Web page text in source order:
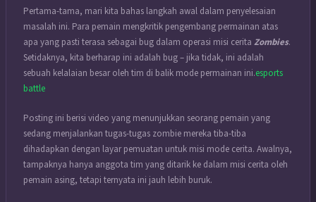
Pertama-tama, mari kita bahas langkah awal dalam penyelesaian
masalah ini. Para pemain mengkritik pengembang permainan atas
apa yang pasti terasa sebagai bug dalam operasi misi cerita Zombies.
Setidaknya, kita berharap ini adalah bug – jika tidak, ini adalah
sebuah kelalaian besar oleh tim di balik mode permainan ini.esports
battle
Posting ini berisi video yang menunjukkan seorang pemain yang
sedang menjalankan tugas-tugas zombie mereka tiba-tiba
dihadapkan dengan layar pemuatan untuk misi mode cerita. Awalnya,
tampaknya hanya anggota tim yang ditarik ke dalam misi cerita oleh
pemain asing, tetapi ternyata ini jauh lebih buruk.